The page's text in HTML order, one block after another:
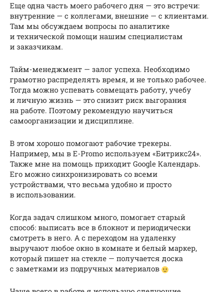
Еще одна часть моего рабочего дня — это встречи:
внутренние — с коллегами, внешние — с клиентами.
Там мы обсуждаем вопросы по аналитике
и технической помощи нашим специалистам
и заказчикам.
Тайм-менеджмент — залог успеха. Необходимо
грамотно распределять время, и не только рабочее.
Тогда можно успевать совмещать работу, учебу
и личную жизнь — это снизит риск выгорания
на работе. Поэтому рекомендую научиться
самоорганизации и дисциплине.
В этом хорошо помогают рабочие трекеры.
Например, мы в E-Promo используем «Битрикс24».
Также мне на помощь приходит Google Календарь.
Его можно синхронизировать со всеми
устройствами, что весьма удобно и просто
в использовании.
Когда задач слишком много, помогает старый
способ: выписать все в блокнот и периодически
смотреть в него. А с переходом на удаленку
выручают любое окно в комнате и белый маркер,
который пишет на стекле — получается доска
с заметками из подручных материалов